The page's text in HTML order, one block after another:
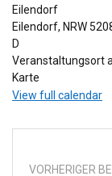
Eilendorf
Eilendorf, NRW
D
Veranstaltungsort
Karte
View full calendar
VORHERIGER